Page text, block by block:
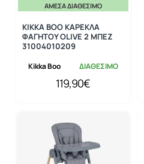
ΆΜΕΣΑ ΔΙΑΘΈΣΙΜΟ
Kikka Boo ΔΙΑΘΕΣΙΜΟ
KIKKA BOO ΚΑΡΕΚΛΑ
ΦΑΓΗΤΟΥ OLIVE 2 ΜΠΕΖ
31004010209
119,90€